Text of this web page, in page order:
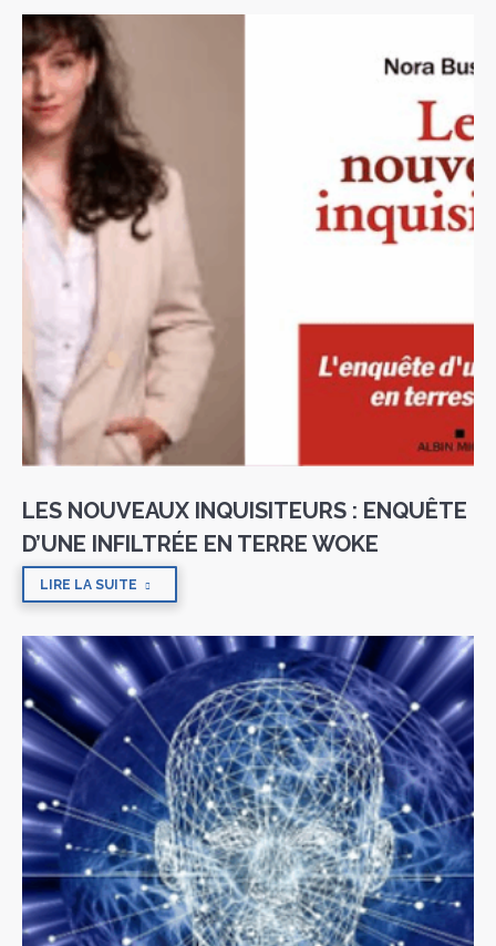
LES NOUVEAUX INQUISITEURS : ENQUÊTE
D’UNE INFILTRÉE EN TERRE WOKE
LIRE LA SUITE